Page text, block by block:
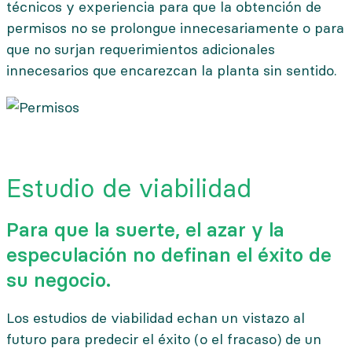
técnicos y experiencia para que la obtención de
permisos no se prolongue innecesariamente o para
que no surjan requerimientos adicionales
innecesarios que encarezcan la planta sin sentido.
Estudio de viabilidad
Para que la suerte, el azar y la
especulación no definan el éxito de
su negocio.
Los estudios de viabilidad echan un vistazo al
futuro para predecir el éxito (o el fracaso) de un